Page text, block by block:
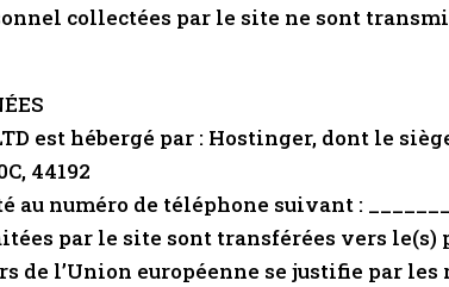
collectées par le site ne sont
est hébergé par : Hostinger, dont le
44192
au numéro de téléphone suivant :
par le site sont transférées vers
de l’Union européenne se justifie par les